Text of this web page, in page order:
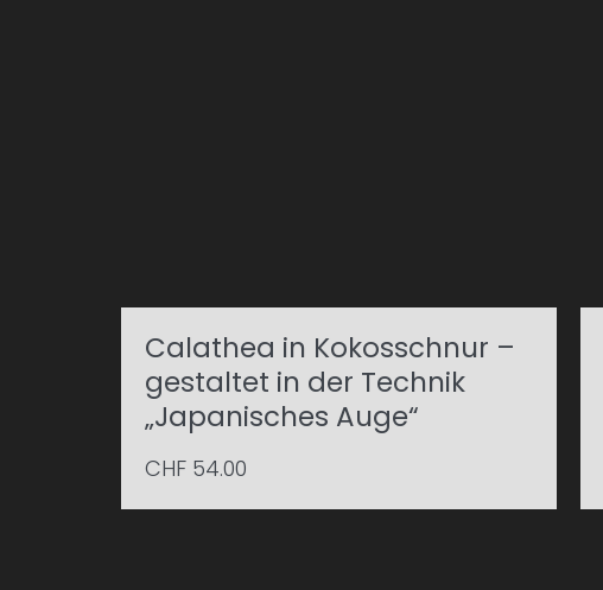
Calathea in Kokosschnur –
gestaltet in der Technik
„Japanisches Auge“
CHF 54.00